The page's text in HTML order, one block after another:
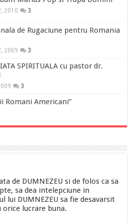
2010 3
de Rugaciune pentru Romania
2009 3
SPIRITUALA cu pastor dr.
3
Romani Americani”
de DUMNEZEU si de folos ca sa
sa dea intelepciune in
lui DUMNEZEU sa fie desavarsit
lucrare buna.